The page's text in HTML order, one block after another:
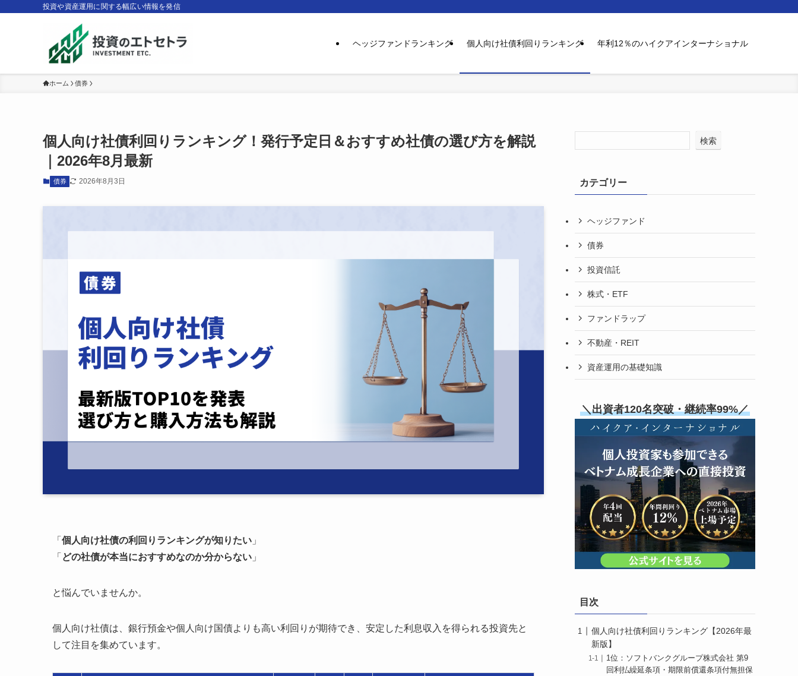
投資や資産運用に関する幅広い情報を発信
ヘッジファンドランキング 個人向け社債利回りランキング 年利12％のハイクアインターナショナル
ホーム 債券
個人向け社債利回りランキング！発行予定日＆おすすめ社債の選び方を解説
｜2026年8月最新
債券 2026年8月3日
「 個人向け社債の利回りランキングが知りたい 」
「 どの社債が本当におすすめなのか分からない 」
と悩んでいませんか。
個人向け社債は、銀行預金や個人向け国債よりも高い利回りが期待でき、安定した利息収入を得られる投資先と
して注目を集めています。
検索
カテゴリー
ヘッジファンド
債券
投資信託
株式・ETF
ファンドラップ
不動産・REIT
資産運用の基礎知識
＼出資者120名突破・継続率99%／
目次
個人向け社債利回りランキング【2026年最
新版】
1位：ソフトバンクグループ株式会社 第9
回利払繰延条項・期限前償還条項付無担保